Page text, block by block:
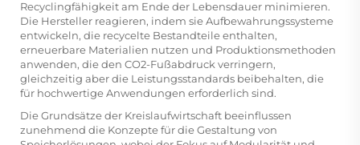
Recyclingfähigkeit am Ende der Lebensdauer minimieren.
Die Hersteller reagieren, indem sie Aufbewahrungssysteme
entwickeln, die recycelte Bestandteile enthalten,
erneuerbare Materialien nutzen und Produktionsmethoden
anwenden, die den CO2-Fußabdruck verringern,
gleichzeitig aber die Leistungsstandards beibehalten, die
für hochwertige Anwendungen erforderlich sind.
Die Grundsätze der Kreislaufwirtschaft beeinflussen
zunehmend die Konzepte für die Gestaltung von